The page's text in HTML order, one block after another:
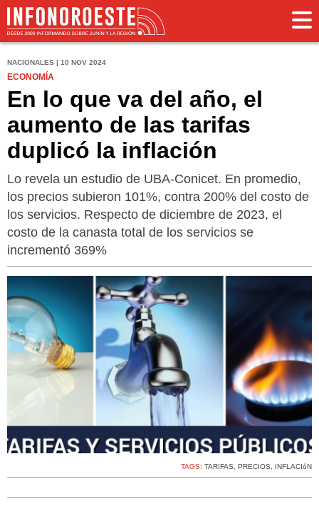
NACIONALES | 10 NOV 2024
ECONOMÍA
En lo que va del año, el
aumento de las tarifas
duplicó la inflación
Lo revela un estudio de UBA-Conicet. En promedio,
los precios subieron 101%, contra 200% del costo de
los servicios. Respecto de diciembre de 2023, el
costo de la canasta total de los servicios se
incrementó 369%
TAGS: TARIFAS, PRECIOS, INFLACIóN